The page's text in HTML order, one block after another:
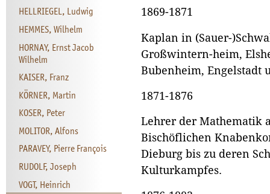
HELLRIEGEL, Ludwig
HEMMES, Wilhelm
HORNAY, Ernst Jacob
Wilhelm
KAISER, Franz
KÖRNER, Martin
KOSER, Peter
MOLITOR, Alfons
PARAVEY, Pierre François
RUDOLF, Joseph
VOGT, Heinrich
1869-1871
Kaplan in (Sauer-
Großwintern-heim,
Bubenheim, Engelstadt
1871-1876
Lehrer der Mathematik
Bischöflichen
Dieburg bis zu deren
Kulturkampfes.